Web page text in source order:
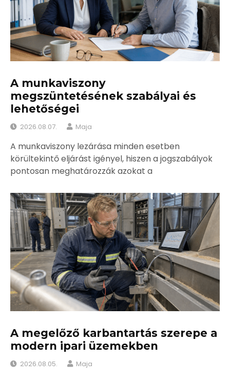
A munkaviszony
megszüntetésének szabályai és
lehetőségei
2026.08.07. Maja
A munkaviszony lezárása minden esetben
körültekintő eljárást igényel, hiszen a jogszabályok
pontosan meghatározzák azokat a
A megelőző karbantartás szerepe a
modern ipari üzemekben
2026.08.05. Maja